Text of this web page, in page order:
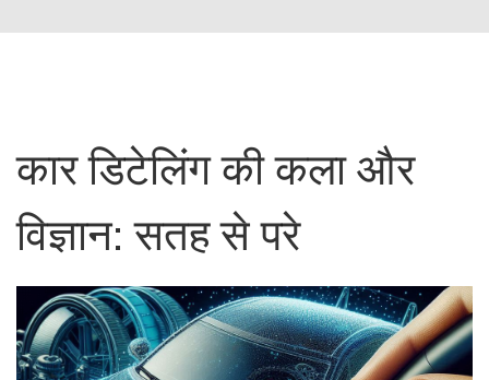
कार डिटेलिंग की कला और
विज्ञान: सतह से परे